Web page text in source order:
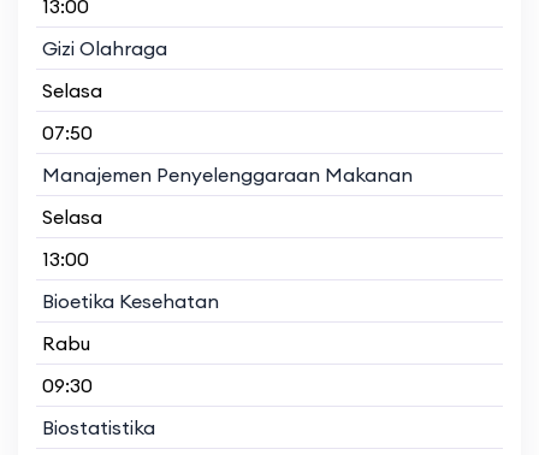
13:00
Gizi Olahraga
Selasa
07:50
Manajemen Penyelenggaraan Makanan
Selasa
13:00
Bioetika Kesehatan
Rabu
09:30
Biostatistika